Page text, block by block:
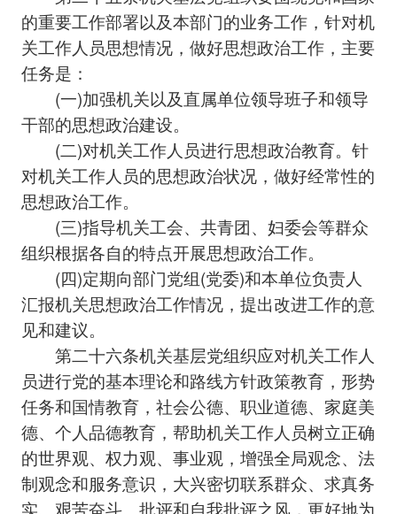
的重要工作部署以及本部门的业务工作，针对机
关工作人员思想情况，做好思想政治工作，主要
任务是：
(一)加强机关以及直属单位领导班子和领导
干部的思想政治建设。
(二)对机关工作人员进行思想政治教育。针
对机关工作人员的思想政治状况，做好经常性的
思想政治工作。
(三)指导机关工会、共青团、妇委会等群众
组织根据各自的特点开展思想政治工作。
(四)定期向部门党组(党委)和本单位负责人
汇报机关思想政治工作情况，提出改进工作的意
见和建议。
第二十六条机关基层党组织应对机关工作人
员进行党的基本理论和路线方针政策教育，形势
任务和国情教育，社会公德、职业道德、家庭美
德、个人品德教育，帮助机关工作人员树立正确
的世界观、权力观、事业观，增强全局观念、法
制观念和服务意识，大兴密切联系群众、求真务
实、艰苦奋斗、批评和自我批评之风，更好地为